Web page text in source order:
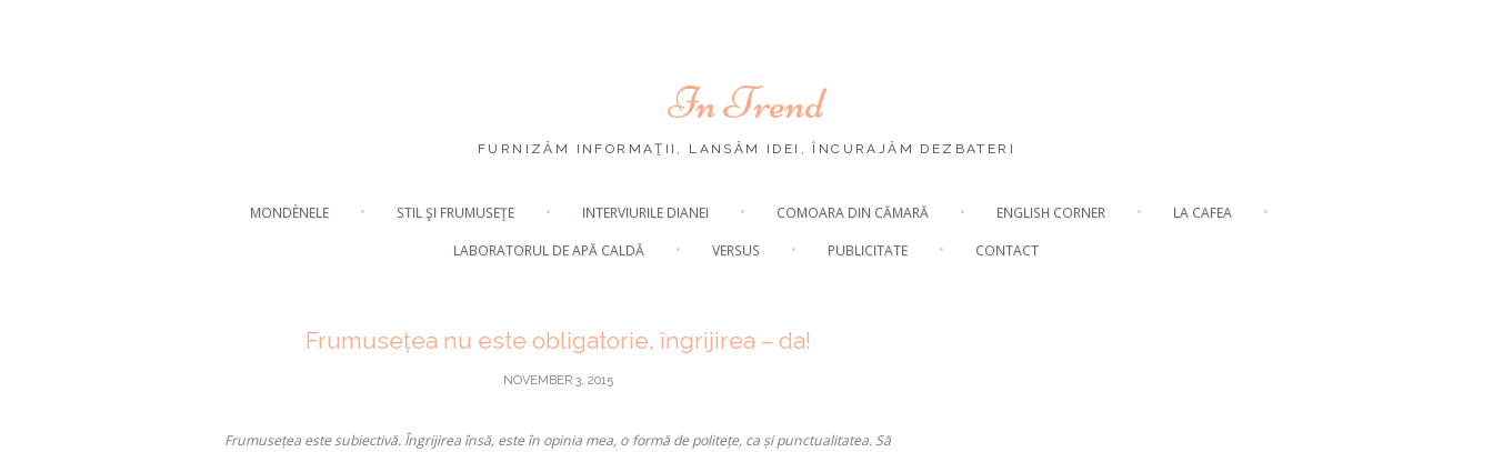
In Trend
FURNIZĂM INFORMAŢII, LANSĂM IDEI, ÎNCURAJĂM DEZBATERI
content
MONDÈNELE STIL ŞI FRUMUSEŢE INTERVIURILE DIANEI COMOARA DIN CĂMARĂ ENGLISH CORNER
LA CAFEA
LABORATORUL DE APĂ CALDĂ
VERSUS PUBLICITATE CONTACT
Frumusețea nu este obligatorie, îngrijirea – da!
NOVEMBER 3, 2015
Frumusețea este subiectivă. Îngrijirea însă, este în opinia mea, o formă de politețe, ca și punctualitatea. Să